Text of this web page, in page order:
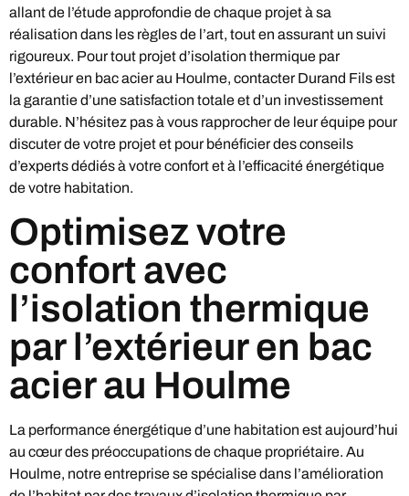
allant de l’étude approfondie de chaque projet à sa
réalisation dans les règles de l’art, tout en assurant un suivi
rigoureux. Pour tout projet d’isolation thermique par
l’extérieur en bac acier au Houlme, contacter Durand Fils est
la garantie d’une satisfaction totale et d’un investissement
durable. N’hésitez pas à vous rapprocher de leur équipe pour
discuter de votre projet et pour bénéficier des conseils
d’experts dédiés à votre confort et à l’efficacité énergétique
de votre habitation.
Optimisez votre
confort avec
l’isolation thermique
par l’extérieur en bac
acier au Houlme
La performance énergétique d’une habitation est aujourd’hui
au cœur des préoccupations de chaque propriétaire. Au
Houlme, notre entreprise se spécialise dans l’amélioration